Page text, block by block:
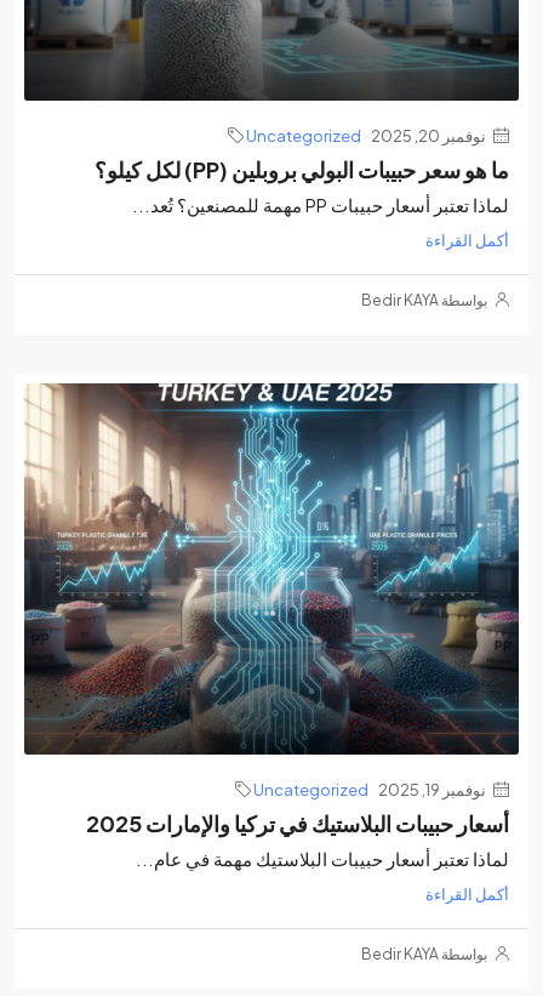
نوفمبر 20, 2025 Uncategorized
ما هو سعر حبيبات البولي بروبلين (PP) لكل كيلو؟
لماذا تعتبر أسعار حبيبات PP مهمة للمصنعين؟ تُعد...
أكمل القراءة
بواسطة Bedir KAYA
نوفمبر 19, 2025 Uncategorized
أسعار حبيبات البلاستيك في تركيا والإمارات 2025
لماذا تعتبر أسعار حبيبات البلاستيك مهمة في عام...
أكمل القراءة
بواسطة Bedir KAYA